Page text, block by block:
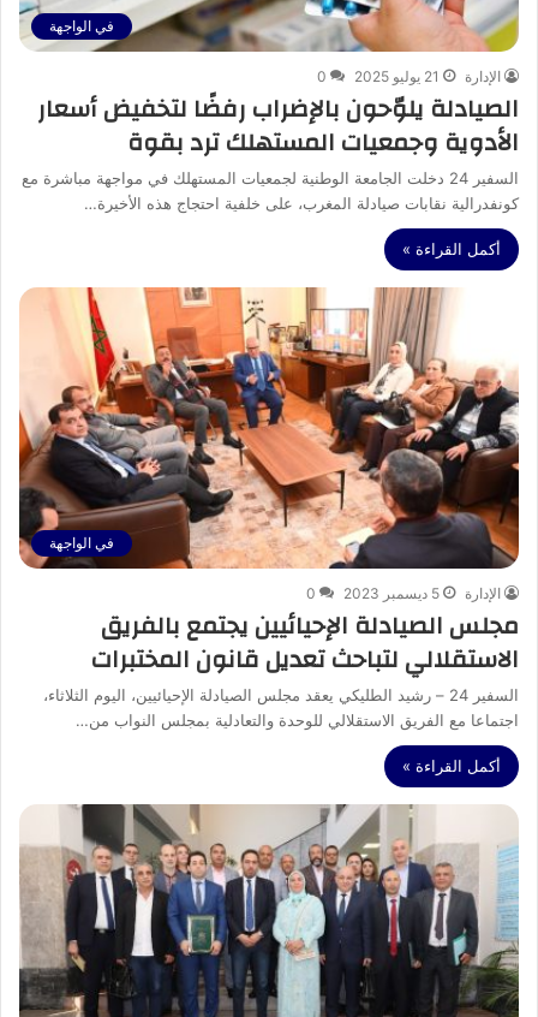
في الواجهة
الإدارة 21 يوليو 2025 0
الصيادلة يلوّحون بالإضراب رفضًا لتخفيض أسعار
الأدوية وجمعيات المستهلك ترد بقوة
السفير 24 دخلت الجامعة الوطنية لجمعيات المستهلك في مواجهة مباشرة مع
كونفدرالية نقابات صيادلة المغرب، على خلفية احتجاج هذه الأخيرة…
أكمل القراءة »
في الواجهة
الإدارة 5 ديسمبر 2023 0
مجلس الصيادلة الإحيائيين يجتمع بالفريق
الاستقلالي لتباحث تعديل قانون المختبرات
السفير 24 – رشيد الطليكي يعقد مجلس الصيادلة الإحيائيين، اليوم الثلاثاء،
اجتماعا مع الفريق الاستقلالي للوحدة والتعادلية بمجلس النواب من…
أكمل القراءة »